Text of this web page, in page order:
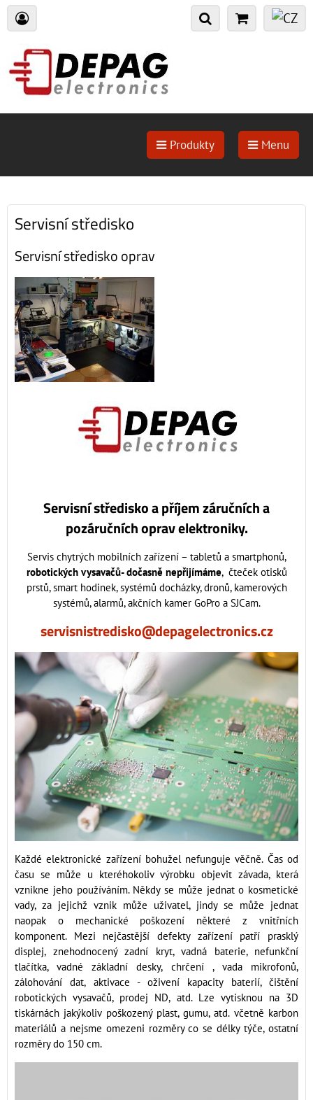
Produkty Menu
Servisní středisko
Servisní středisko oprav
Servisní středisko a příjem záručních a
pozáručních oprav elektroniky.
Servischytrých mobilních zařízení – tabletů a smartphonů,
robotických vysavačů- dočasně nepřijímáme, čteček otisků
prstů, smart hodinek, systémů docházky, dronů, kamerových
systémů, alarmů, akčních kamer GoPro a SJCam.
servisnistredisko@depagelectronics.cz
Každé elektronické zařízení bohužel nefunguje věčně. Čas od
času se může u kteréhokoliv výrobku objevit závada, která
vznikne jeho používáním. Někdy se může jednat o kosmetické
vady, za jejichž vznik může uživatel, jindy se může jednat
naopak o mechanické poškození některé z vnitřních
komponent. Mezi nejčastější defekty zařízení patří prasklý
displej, znehodnocený zadní kryt, vadná baterie, nefunkční
tlačítka, vadné základní desky, chrčení , vada mikrofonů,
zálohování dat, aktivace - oživení kapacity baterií, čištění
robotických vysavačů, prodej ND, atd. Lze vytisknou na 3D
tiskárnách jakýkoliv poškozený plast, gumu, atd. včetně karbon
materiálů a nejsme omezeni rozměry co se délky týče, ostatní
rozměry do 150 cm.